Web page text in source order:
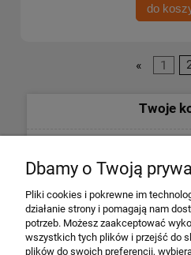
do
« 1
Twoje
Płatności i
Informacje
Dbamy o Twoją
Pliki cookies i pokrewne im
działanie strony i pomagają nam
potrzeb. Możesz zaakceptować
wszystkich tych plików i przejść do
plików do swoich preferencji,